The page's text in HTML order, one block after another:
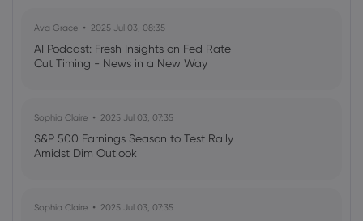
Ava Grace 2025 Jul 03, 08:35
AI Podcast: Fresh Insights on Fed Rate
Cut Timing - News in a New Way
Sophia Claire 2025 Jul 03, 07:35
S&P 500 Earnings Season to Test Rally
Amidst Dim Outlook
Sophia Claire 2025 Jul 03, 07:35